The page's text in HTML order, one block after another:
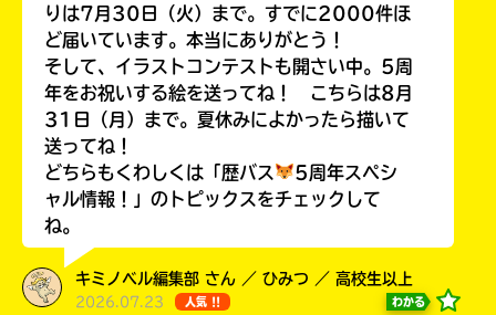
りは7月30日（火）まで。すでに2000件ほ
ど届いています。本当にありがとう！
そして、イラストコンテストも開さい中。5周
年をお祝いする絵を送ってね！ こちらは8月
31日（月）まで。夏休みによかったら描いて
送ってね！
どちらもくわしくは「歴バス
5周年スペシ
ャル情報！」のトピックスをチェックして
ね。
キミノベル編集部 さん ／ ひみつ ／ 高校生以上
2026.07.23 人気 !! わかる